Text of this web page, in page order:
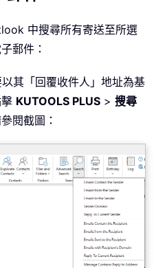
中搜尋所有寄送至所選
郵件：
其「回覆收件人」地址為基
KUTOOLS PLUS > 搜尋
參閱截圖：